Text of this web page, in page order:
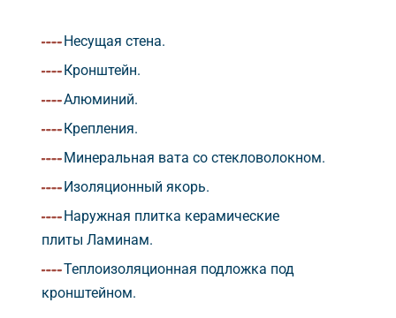
Несущая стена.
Кронштейн.
Алюминий.
Крепления.
Минеральная вата со стекловолокном.
Изоляционный якорь.
Наружная плитка керамические
плиты Ламинам.
Теплоизоляционная подложка под
кронштейном.